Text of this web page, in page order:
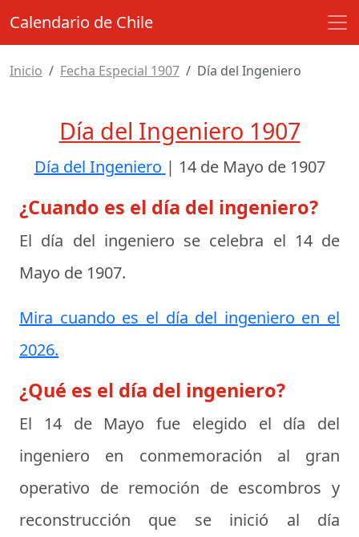
Calendario de Chile
Inicio Fecha Especial 1907 Día del Ingeniero
Día del Ingeniero 1907
Día del Ingeniero | 14 de Mayo de 1907
¿Cuando es el día del ingeniero?
El día del ingeniero se celebra el 14 de
Mayo de 1907.
Mira cuando es el día del ingeniero en el
2026.
¿Qué es el día del ingeniero?
El 14 de Mayo fue elegido el día del
ingeniero en conmemoración al gran
operativo de remoción de escombros y
reconstrucción que se inició al día